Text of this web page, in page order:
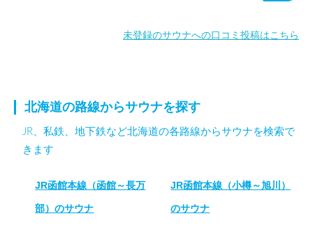
未登録のサウナへの口コミ投稿はこちら
北海道の路線からサウナを探す
JR、私鉄、地下鉄など北海道の各路線からサウナを検索で
きます
JR函館本線（函館～長万
部）のサウナ
JR函館本線（小樽～旭川）
のサウナ